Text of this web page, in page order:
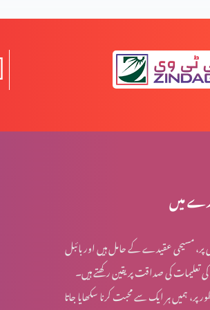
قیامت المسیح کی مخالفت میں نظریات (حصہ 2)
قیامت المسیح کی مخالفت میں نظریات (حصہ 1)
مخالفِ مسیح کے ظہور کی علامات (حصہ 3)
مخالفِ مسیح کے ظہور کی علامات (حصہ 2)
میں
پر، مسیحی عقیدے کے حامل ہیں اور بائبل
تعلیمات کی صداقت پر یقین رکھتے ہیں۔
پر، ہمیں ہر ایک سے محبت کرنا سکھایا جاتا